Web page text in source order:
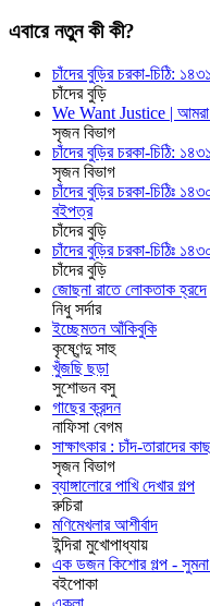
এবারে নতুন কী কী?
চাঁদের বুড়ির চরকা-চিঠি:
চাঁদের বুড়ি
We Want Justice | আমরা
সৃজন বিভাগ
চাঁদের বুড়ির চরকা-চিঠি:
সৃজন বিভাগ
চাঁদের বুড়ির চরকা-চিঠিঃ
বইপত্র
চাঁদের বুড়ি
চাঁদের বুড়ির চরকা-চিঠিঃ
চাঁদের বুড়ি
জোছনা রাতে লোকতাক হ্রদে
নিধু সর্দার
ইচ্ছেমতন আঁকিবুকি
কৃষ্ণেন্দু সাহু
খুঁজছি ছড়া
সুশোভন বসু
গাছের ক্রন্দন
নাফিসা বেগম
সাক্ষাৎকার : চাঁদ-তারাদের
সৃজন বিভাগ
ব্যাঙ্গালোরে পাখি দেখার গল্প
রুচিরা
মণিমেখলার আশীর্বাদ
ইন্দিরা মুখোপাধ্যায়
এক ডজন কিশোর গল্প - সুমনা
বইপোকা